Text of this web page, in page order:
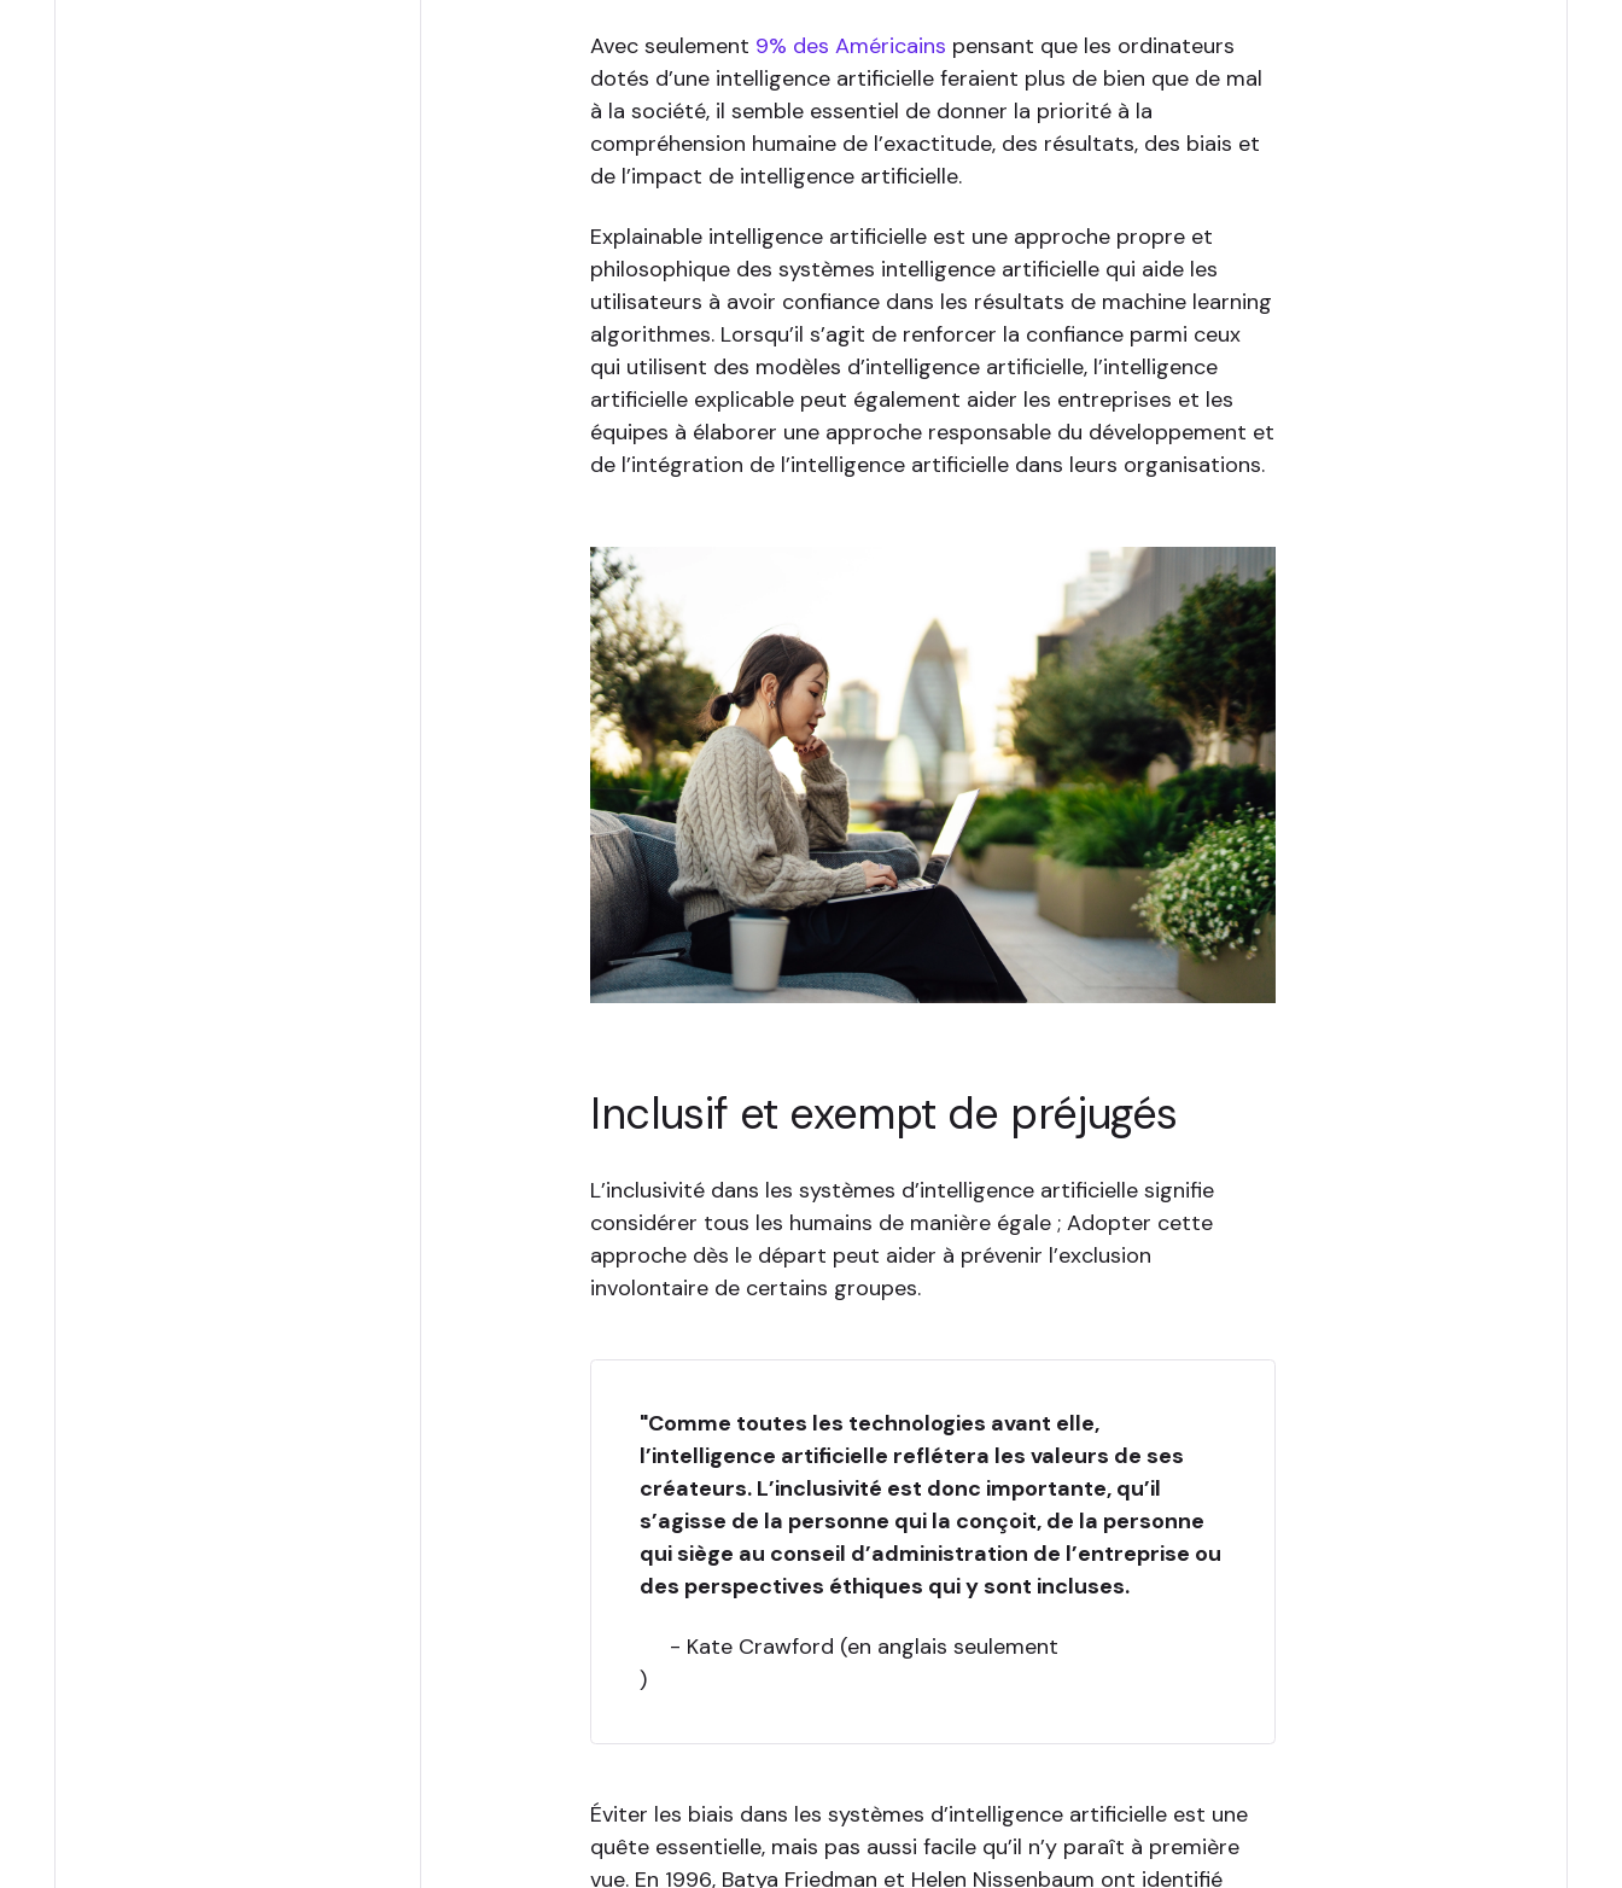
Avec seulement 9% des Américains pensant que les ordinateurs
dotés d’une intelligence artificielle feraient plus de bien que de mal
à la société, il semble essentiel de donner la priorité à la
compréhension humaine de l’exactitude, des résultats, des biais et
de l’impact de intelligence artificielle.
Explainable intelligence artificielle est une approche propre et
philosophique des systèmes intelligence artificielle qui aide les
utilisateurs à avoir confiance dans les résultats de machine learning
algorithmes. Lorsqu’il s’agit de renforcer la confiance parmi ceux
qui utilisent des modèles d’intelligence artificielle, l’intelligence
artificielle explicable peut également aider les entreprises et les
équipes à élaborer une approche responsable du développement et
de l’intégration de l’intelligence artificielle dans leurs organisations.
Inclusif et exempt de préjugés
L’inclusivité dans les systèmes d’intelligence artificielle signifie
considérer tous les humains de manière égale ; Adopter cette
approche dès le départ peut aider à prévenir l’exclusion
involontaire de certains groupes.
"Comme toutes les technologies avant elle,
l’intelligence artificielle reflétera les valeurs de ses
créateurs. L’inclusivité est donc importante, qu’il
s’agisse de la personne qui la conçoit, de la personne
qui siège au conseil d’administration de l’entreprise ou
des perspectives éthiques qui y sont incluses.
- Kate Crawford (en anglais seulement
)
Éviter les biais dans les systèmes d’intelligence artificielle est une
quête essentielle, mais pas aussi facile qu’il n’y paraît à première
vue. En 1996, Batya Friedman et Helen Nissenbaum ont identifié